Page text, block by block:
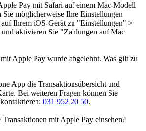
Pay mit Safari auf einem Mac-Modell
Sie möglicherweise Ihre Einstellungen
auf Ihrem iOS-Gerät zu "Einstellungen" >
aktivieren Sie "Zahlungen auf Mac
Apple Pay wurde abgelehnt. Was gilt zu
App die Transaktionsübersicht und
Bei weiteren Fragen können Sie
031 952 20 50.
mit Apple Pay einsehen?